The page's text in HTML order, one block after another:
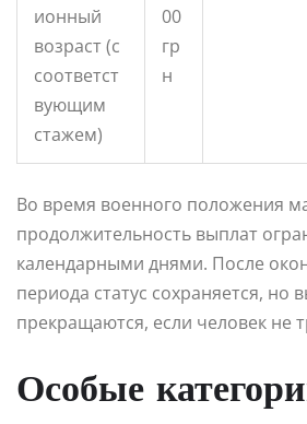
ионный
возраст (с
соответст
вующим
стажем)
00
гр
н
Во время военного положения
продолжительность выплат
календарными днями. После
периода статус сохраняется, но
прекращаются, если человек не
Особые